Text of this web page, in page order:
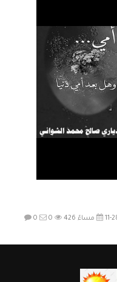
مساءً
0 0 426